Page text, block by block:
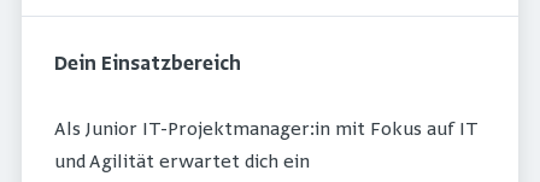
Dein Einsatzbereich
Als Junior IT-Projektmanager:in mit Fokus auf IT
und Agilität erwartet dich ein